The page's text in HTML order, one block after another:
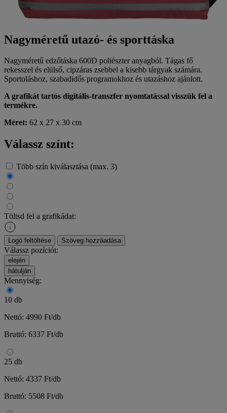
Nagyméretű utazó- és sporttáska
Nagyméretű edzőtáska 600D poliészter anyagból. Tágas fő
rekesszel és elülső, cipzáras zsebbel a kisebb tárgyak számára.
Sportoláshoz, szabadidős programokhoz és utazáshoz ajánlott.
A grafikát tartós digitális-transzfer nyomtatással visszük fel a
termékre.
Méret: 62 x 27 x 30 cm
Válassz színt:
Több szín kiválasztása (max. 3)
Töltsd fel a grafikádat:
Logó feltöltése Szöveg hozzáadása
Válassz pozíciót:
elején
hátulján
Mennyiség:
10 db
Nettó: 4990 Ft/db
Bruttó: 6337 Ft/db
25 db
Nettó: 4337 Ft/db
Bruttó: 5508 Ft/db